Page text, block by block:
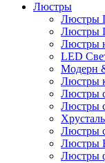
Люстры
Люстры
Люстры
Люстры
LED
Модерн
Люстры
Люстры
Люстры
Люстры
Люстры
Люстры